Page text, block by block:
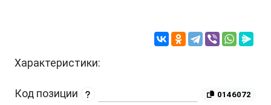
Характеристики:
Код позиции 0146072